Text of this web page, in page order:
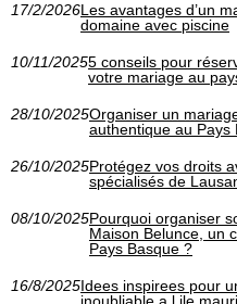
17/2/2026Les avantages d’un
domaine avec piscine
10/11/20255 conseils pour
votre mariage au
28/10/2025Organiser un
authentique au Pays
26/10/2025Protégez vos droits
spécialisés de
08/10/2025Pourquoi organiser
Maison Belunce, un
Pays Basque ?
16/8/2025Idees inspirees pour